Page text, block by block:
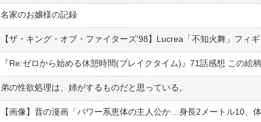
名家のお嬢様の記録
【ザ・キング・オブ・ファイターズ’98】Lucrea「不知火舞」フィ
弟の性欲処理は、姉がするものだと思っている。
【画像】昔の漫画「パワー系恵体の主人公か…身長2メートル10、